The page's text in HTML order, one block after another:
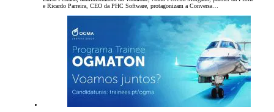
e Ricardo Parreira, CEO da PHC Software, protagonizam a Conversa…